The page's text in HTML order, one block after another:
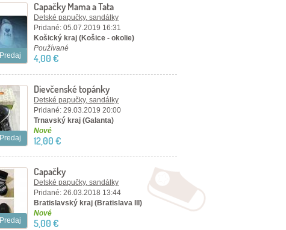
Predaj
Capačky Mama a Tata
Detské papučky, sandálky
Pridané: 05.07.2019 16:31
Košický kraj (Košice - okolie)
Používané
4,00 €
Predaj
Dievčenské topánky
Detské papučky, sandálky
Pridané: 29.03.2019 20:00
Trnavský kraj (Galanta)
Nové
12,00 €
Predaj
Capačky
Detské papučky, sandálky
Pridané: 26.03.2018 13:44
Bratislavský kraj (Bratislava III)
Nové
5,00 €